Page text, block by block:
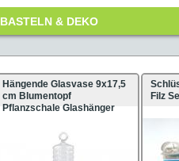
BASTELN & DEKO
Hängende Glasvase 9x17,5
cm Blumentopf
Pflanzschale Glashänger
Filz